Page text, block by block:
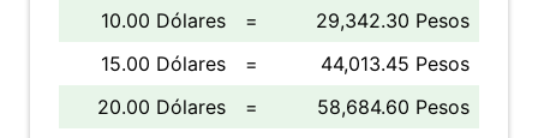
10.00 Dólares
=
29,342.30 Pesos
15.00 Dólares
=
44,013.45 Pesos
20.00 Dólares
=
58,684.60 Pesos